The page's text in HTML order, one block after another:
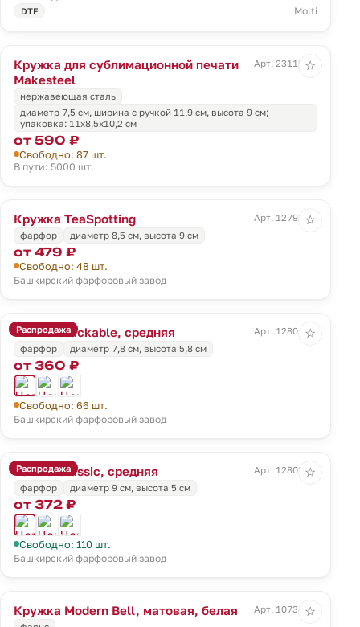
DTF Molti
Кружка для сублимационной печати
Makesteel
Арт. 23119.00
нержавеющая сталь
диаметр 7,5 см, ширина с ручкой 11,9 см, высота 9 см;
упаковка: 11х8,5х10,2 см
от 590 ₽
Свободно: 87 шт.
В пути: 5000 шт.
☆
Кружка TeaSpotting
Арт. 12798.00
фарфор
диаметр 8,5 см, высота 9 см
от 479 ₽
Свободно: 48 шт.
Башкирский фарфоровый завод
☆
Распродажа
Чашка Stackable, средняя
Арт. 12801.16
фарфор
диаметр 7,8 см, высота 5,8 см
от 360 ₽
Свободно: 66 шт.
Башкирский фарфоровый завод
☆
Распродажа
Чашка Classic, средняя
Арт. 12802.16
фарфор
диаметр 9 см, высота 5 см
от 372 ₽
Свободно: 110 шт.
Башкирский фарфоровый завод
☆
Кружка Modern Bell, матовая, белая
Арт. 10734.60
☆